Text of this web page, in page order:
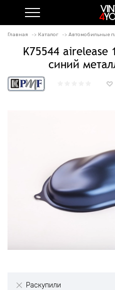
Главная Каталог Автомобильные
K75544 airelease
синий
Раскупили